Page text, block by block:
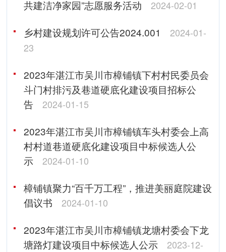
共建洁净家园”志愿服务活动
2024-02-01
乡村建设规划许可公告2024.001
2024-01-
23
2023年湛江市吴川市樟铺镇下村村民委员会
斗门村排污及巷道硬底化建设项目招标公
告
2024-01-15
2023年湛江市吴川市樟铺镇车头村委会上高
村村道巷道硬底化建设项目中标候选人公
示
2024-01-10
樟铺镇聚力“百千万工程”，推进美丽庭院建设
倡议书
2024-01-10
2023年湛江市吴川市樟铺镇龙塘村委会下龙
塘路灯建设项目中标候选人公示
2023-12-